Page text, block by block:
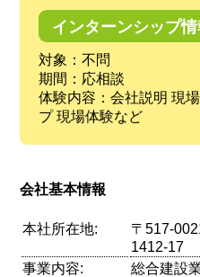
インターンシップ情
対象：不問
期間：応相談
体験内容：会社説明 現
プ 現場体験など
会社基本情報
本社所在地:
〒517-
1412-17
事業内容:
総合建設